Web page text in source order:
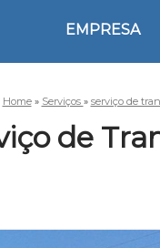
EMPRESA
Home » Serviços » serviço de
de